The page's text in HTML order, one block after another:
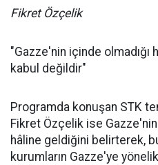
Fikret Özçelik
"Gazze'nin içinde olmadığı
kabul değildir"
Programda konuşan STK
Fikret Özçelik ise
hâline geldiğini belirterek,
kurumların Gazze'ye yönelik